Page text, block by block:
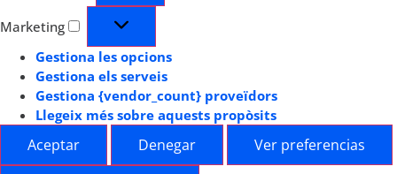
Marketing
Gestiona les opcions
Gestiona els serveis
Gestiona {vendor_count} proveïdors
Llegeix més sobre aquests propòsits
Aceptar Denegar Ver preferencias